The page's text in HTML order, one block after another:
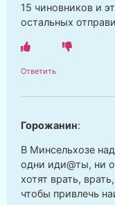
15 чиновников и
остальных
Ответить
Горожанин:
В Минсельхозе
одни иди@ты, ни
хотят врать,
чтобы привлечь